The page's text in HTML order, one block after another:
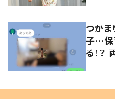
つかま
子…保
る！？